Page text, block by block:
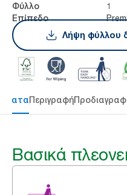
Φύλλο 1
Επίπεδο
Λήψη φύλλου
Περιγραφή
Βασικά